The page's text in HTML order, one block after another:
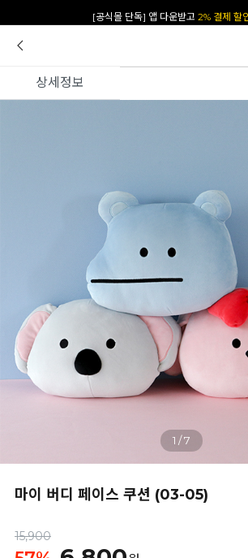
카카오 플친 추가하면1천원 즉시 할
상세정보
1 /7
마이 버디 페이스 쿠션 (03-05)
15,900